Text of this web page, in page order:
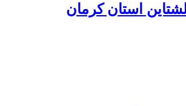
استان کرمان